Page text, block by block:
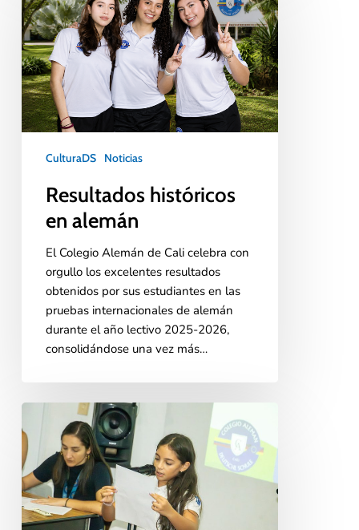
CulturaDS Noticias
Resultados históricos
en alemán
El Colegio Alemán de Cali celebra con
orgullo los excelentes resultados
obtenidos por sus estudiantes en las
pruebas internacionales de alemán
durante el año lectivo 2025-2026,
consolidándose una vez más…